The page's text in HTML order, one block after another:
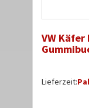
VW Käfer
Lieferzeit: